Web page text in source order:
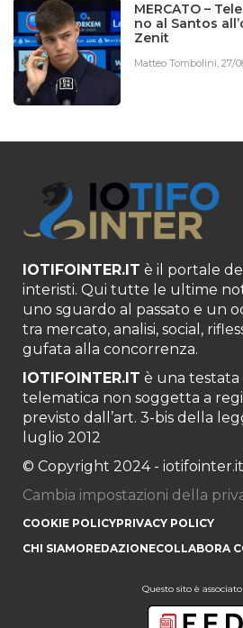
MERCATO –
no al Santos
Zenit
Matteo Tombolini,27/
IOTIFOINTER.IT è il portale
interisti. Qui tutte le ultime
uno sguardo al passato e un
tra mercato, analisi, social,
gufata alla concorrenza.
IOTIFOINTER.IT è una testata
telematica non soggetta a
previsto dall’art. 3-bis della
luglio 2012
© Copyright 2024 - iotifointer.it
Cambia impostazioni della
COOKIE POLICYPRIVACY POLICY
CHI SIAMOREDAZIONECOLLABORA
Questo sito è